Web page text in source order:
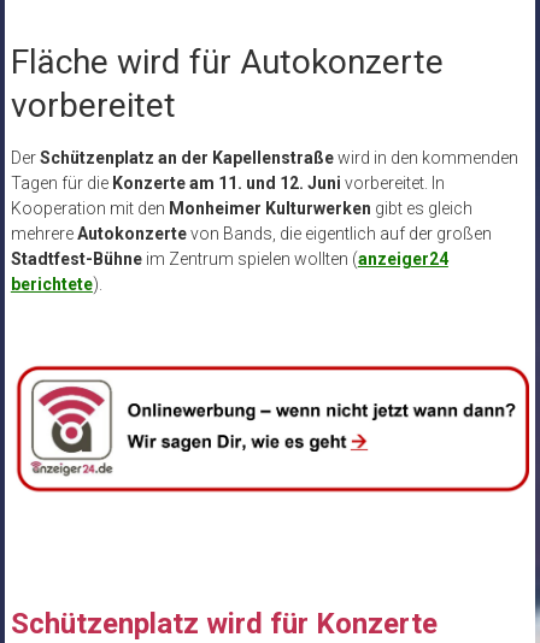
Fläche wird für Autokonzerte
vorbereitet
DerSchützenplatz an der Kapellenstraßewird in den kommenden
Tagen für die Konzerte am 11. und 12. Juni vorbereitet. In
Kooperation mit den Monheimer Kulturwerken gibt es gleich
mehrereAutokonzertevon Bands, die eigentlich auf der großen
Stadtfest-Bühneim Zentrum spielen wollten (anzeiger24
berichtete).
Schützenplatz wird für Konzerte